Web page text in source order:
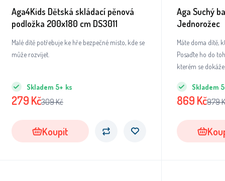
Aga4Kids Dětská skládací pěnová
podložka 200x180 cm DS3011
Malé dítě potřebuje ke hře bezpečné místo, kde se
může rozvíjet.
Skladem 5+ ks
279 Kč309Kč
Koupit
Aga Suchý
Jednorožec
Máte doma dítě,
Posaďte ho do
kterém se
Skladem
869 Kč979